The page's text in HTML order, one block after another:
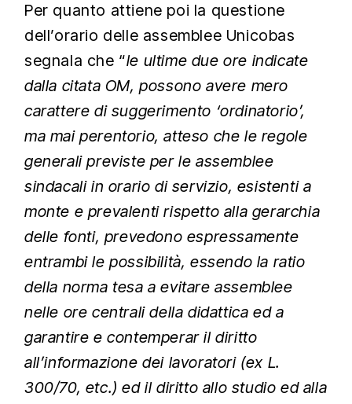
Per quanto attiene poi la questione
dell’orario delle assemblee Unicobas
segnala che “le ultime due ore indicate
dalla citata OM, possono avere mero
carattere di suggerimento ‘ordinatorio’,
ma mai perentorio, atteso che le regole
generali previste per le assemblee
sindacali in orario di servizio, esistenti a
monte e prevalenti rispetto alla gerarchia
delle fonti, prevedono espressamente
entrambi le possibilità, essendo la ratio
della norma tesa a evitare assemblee
nelle ore centrali della didattica ed a
garantire e contemperar il diritto
all’informazione dei lavoratori (ex L.
300/70, etc.) ed il diritto allo studio ed alla